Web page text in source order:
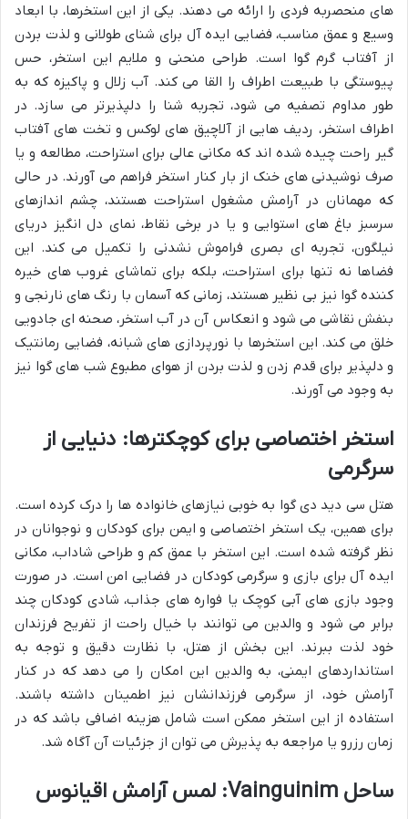
های منحصربه فردی را ارائه می دهند. یکی از این استخرها، با ابعاد
وسیع و عمق مناسب، فضایی ایده آل برای شنای طولانی و لذت بردن
از آفتاب گرم گوا است. طراحی منحنی و ملایم این استخر، حس
پیوستگی با طبیعت اطراف را القا می کند. آب زلال و پاکیزه که به
طور مداوم تصفیه می شود، تجربه شنا را دلپذیرتر می سازد. در
اطراف استخر، ردیف هایی از آلاچیق های لوکس و تخت های آفتاب
گیر راحت چیده شده اند که مکانی عالی برای استراحت، مطالعه و یا
صرف نوشیدنی های خنک از بار کنار استخر فراهم می آورند. در حالی
که مهمانان در آرامش مشغول استراحت هستند، چشم اندازهای
سرسبز باغ های استوایی و یا در برخی نقاط، نمای دل انگیز دریای
نیلگون، تجربه ای بصری فراموش نشدنی را تکمیل می کند. این
فضاها نه تنها برای استراحت، بلکه برای تماشای غروب های خیره
کننده گوا نیز بی نظیر هستند، زمانی که آسمان با رنگ های نارنجی و
بنفش نقاشی می شود و انعکاس آن در آب استخر، صحنه ای جادویی
خلق می کند. این استخرها با نورپردازی های شبانه، فضایی رمانتیک
و دلپذیر برای قدم زدن و لذت بردن از هوای مطبوع شب های گوا نیز
به وجود می آورند.
استخر اختصاصی برای کوچکترها: دنیایی از
سرگرمی
هتل سی دید دی گوا به خوبی نیازهای خانواده ها را درک کرده است.
برای همین، یک استخر اختصاصی و ایمن برای کودکان و نوجوانان در
نظر گرفته شده است. این استخر با عمق کم و طراحی شاداب، مکانی
ایده آل برای بازی و سرگرمی کودکان در فضایی امن است. در صورت
وجود بازی های آبی کوچک یا فواره های جذاب، شادی کودکان چند
برابر می شود و والدین می توانند با خیال راحت از تفریح فرزندان
خود لذت ببرند. این بخش از هتل، با نظارت دقیق و توجه به
استانداردهای ایمنی، به والدین این امکان را می دهد که در کنار
آرامش خود، از سرگرمی فرزندانشان نیز اطمینان داشته باشند.
استفاده از این استخر ممکن است شامل هزینه اضافی باشد که در
زمان رزرو یا مراجعه به پذیرش می توان از جزئیات آن آگاه شد.
ساحل Vainguinim: لمس آرامش اقیانوس